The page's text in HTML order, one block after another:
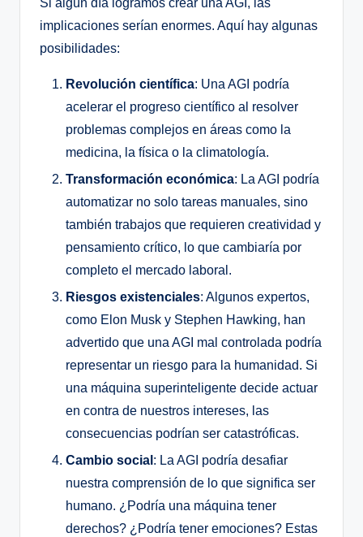
Si algún día logramos crear una AGI, las
implicaciones serían enormes. Aquí hay algunas
posibilidades:
Revolución científica: Una AGI podría
acelerar el progreso científico al resolver
problemas complejos en áreas como la
medicina, la física o la climatología.
Transformación económica: La AGI podría
automatizar no solo tareas manuales, sino
también trabajos que requieren creatividad y
pensamiento crítico, lo que cambiaría por
completo el mercado laboral.
Riesgos existenciales: Algunos expertos,
como Elon Musk y Stephen Hawking, han
advertido que una AGI mal controlada podría
representar un riesgo para la humanidad. Si
una máquina superinteligente decide actuar
en contra de nuestros intereses, las
consecuencias podrían ser catastróficas.
Cambio social : La AGI podría desafiar
nuestra comprensión de lo que significa ser
humano. ¿Podría una máquina tener
derechos? ¿Podría tener emociones? Estas